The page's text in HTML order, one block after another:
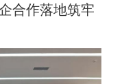
合作落地筑牢